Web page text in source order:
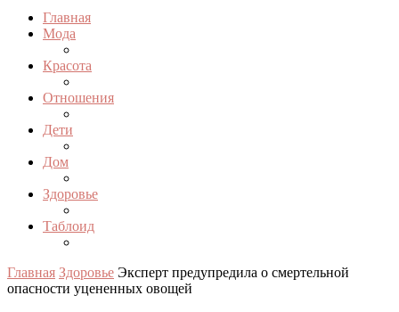
Главная
Мода
Красота
Отношения
Дети
Дом
Здоровье
Таблоид
Главная Здоровье Эксперт предупредила о смертельной
опасности уцененных овощей